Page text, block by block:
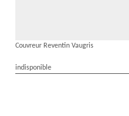
Couvreur Reventin Vaugris
indisponible